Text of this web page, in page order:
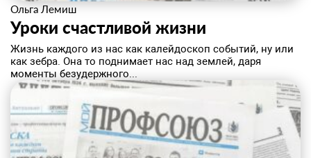
Ольга Лемиш
Уроки счастливой жизни
Жизнь каждого из нас как калейдоскоп событий, ну или
как зебра. Она то поднимает нас над землей, даря
моменты безудержного...